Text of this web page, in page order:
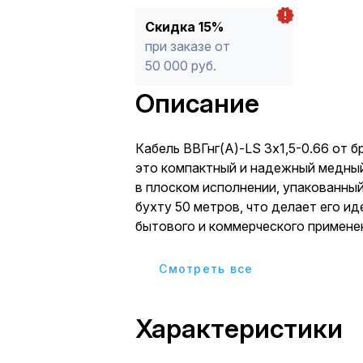
Скидка 15%
при заказе от
50 000 руб.
Описание
Кабель ВВГнг(А)-LS 3х1,5-0.66 от
это компактный и надежный
в плоском исполнении,
бухту 50 метров, что делает его
бытового и коммерческого
прокладки скрытой и открытой
маломощных электроприборов. Его
использование включает монтаж в
Cмотреть все
Характеристики